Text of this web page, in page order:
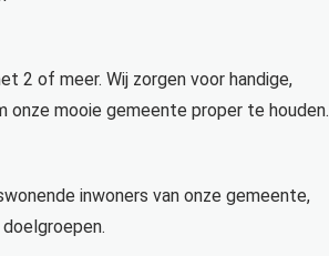
2 of meer. Wij zorgen voor handige,
onze mooie gemeente proper te houden.
inwoners van onze gemeente,